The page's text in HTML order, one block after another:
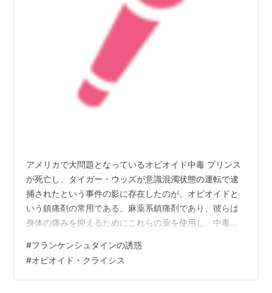
アメリカで大問題となっているオピオイド中毒 プリンス
が死亡し、タイガー・ウッズが意識混濁状態の運転で逮
捕されたという事件の影に存在したのが、オピオイドと
いう鎮痛剤の常用である。麻薬系鎮痛剤であり、彼らは
身体の痛みを抑えるためにこれらの薬を使用し、中毒に
リカの製薬会社であるパーデュー・ファーマが発売した
鎮痛剤であるオキシコンチンのせいである。本来は末期
ガン患者の痛みの緩和などのために使用されていた医療
#フランケンシュタインの誘惑
#オピオイド・クライシス